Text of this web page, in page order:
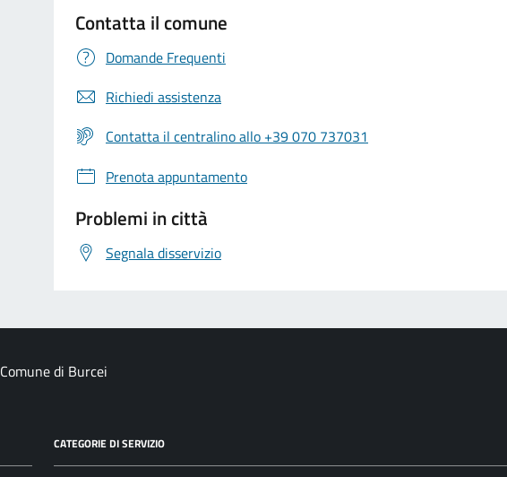
Contatta il comune
Domande Frequenti
Richiedi assistenza
Contatta il centralino allo +39 070 737031
Prenota appuntamento
Problemi in città
Segnala disservizio
Comune di Burcei
CATEGORIE DI SERVIZIO